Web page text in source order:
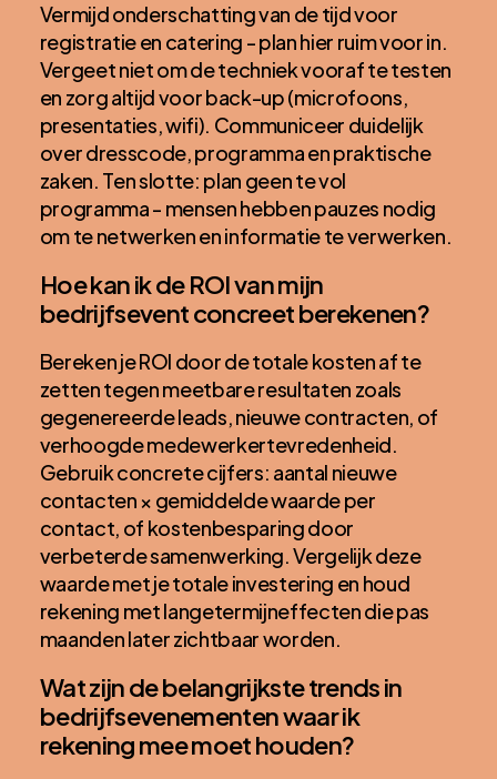
Vermijd onderschatting van de tijd voor
registratie en catering - plan hier ruim voor in.
Vergeet niet om de techniek vooraf te testen
en zorg altijd voor back-up (microfoons,
presentaties, wifi). Communiceer duidelijk
over dresscode, programma en praktische
zaken. Ten slotte: plan geen te vol
programma - mensen hebben pauzes nodig
om te netwerken en informatie te verwerken.
Hoe kan ik de ROI van mijn
bedrijfsevent concreet berekenen?
Bereken je ROI door de totale kosten af te
zetten tegen meetbare resultaten zoals
gegenereerde leads, nieuwe contracten, of
verhoogde medewerkertevredenheid.
Gebruik concrete cijfers: aantal nieuwe
contacten × gemiddelde waarde per
contact, of kostenbesparing door
verbeterde samenwerking. Vergelijk deze
waarde met je totale investering en houd
rekening met langetermijneffecten die pas
maanden later zichtbaar worden.
Wat zijn de belangrijkste trends in
bedrijfsevenementen waar ik
rekening mee moet houden?